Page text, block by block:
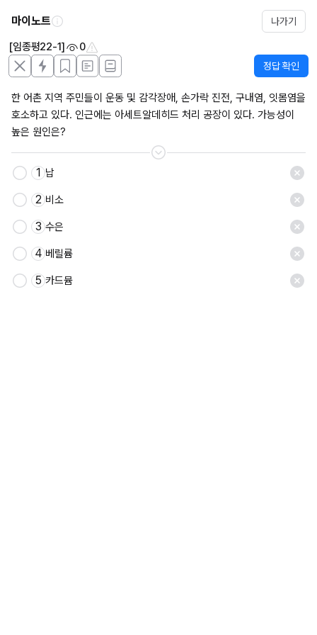
마이노트 나가기
[임종평22-1] 0
정답 확인
한 어촌 지역 주민들이 운동 및 감각장애, 손가락 진전, 구내염, 잇몸염을
호소하고 있다. 인근에는 아세트알데히드 처리 공장이 있다. 가능성이
높은 원인은?
1 납
2 비소
3 수은
4 베릴륨
5 카드뮴